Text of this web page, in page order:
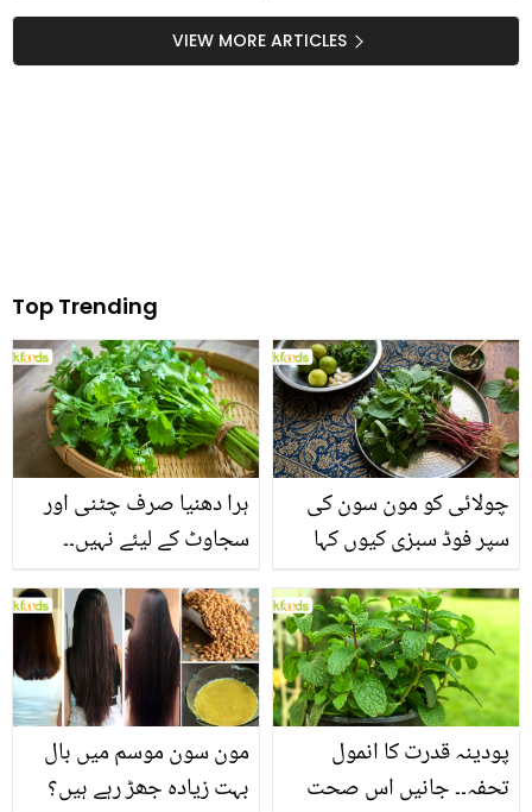
اور پینٹ کے داغ منٹوں
میں صاف کرنے کا آسان
آسان ٹپ جو آپ کی بڑی
بچت کروائے
VIEW MORE ARTICLES
Top Trending
ہرا دھنیا صرف چٹنی اور
سجاوٹ کے لیئے نہیں۔۔
انگیز فوائد جو شاید ہی آپ
کو معلوم ہوں
چولائی کو مون سون کی
سپر فوڈ سبزی کیوں کہا
منرلز اور اینٹی آکسیڈنٹس
سے بھرپور اس سبزی کے
فائدے
مون سون موسم میں بال
بہت زیادہ جھڑ رہے ہیں؟
پودینہ قدرت کا انمول
تحفہ۔۔ جانیں اس صحت